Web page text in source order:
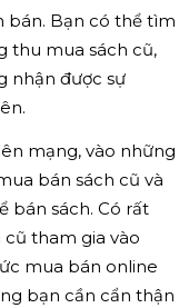
bán. Bạn có thể tìm
thu mua sách cũ,
nhận được sự
mạng, vào những
bán sách cũ và
bán sách. Có rất
tham gia vào
mua bán online
bạn cần cẩn thận